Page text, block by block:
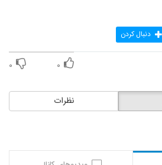
دنبال کردن
۰ ۰
نظرات